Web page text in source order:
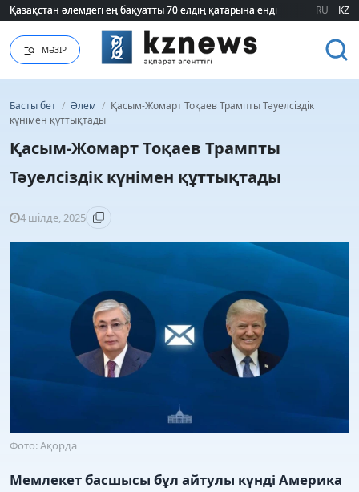
Қазақстан әлемдегі ең бақуатты 70 елдің қатарына енді
Қазақстан әлемдегі ең бақуатты 70 елдің қатарына енді RU KZ
МӘЗІР
Басты бет / Әлем / Қасым-Жомарт Тоқаев Трампты Тәуелсіздік
күнімен құттықтады
Қасым-Жомарт Тоқаев Трампты
Тәуелсіздік күнімен құттықтады
4 шілде, 2025
Фото: Ақорда
Мемлекет басшысы бұл айтулы күнді Америка